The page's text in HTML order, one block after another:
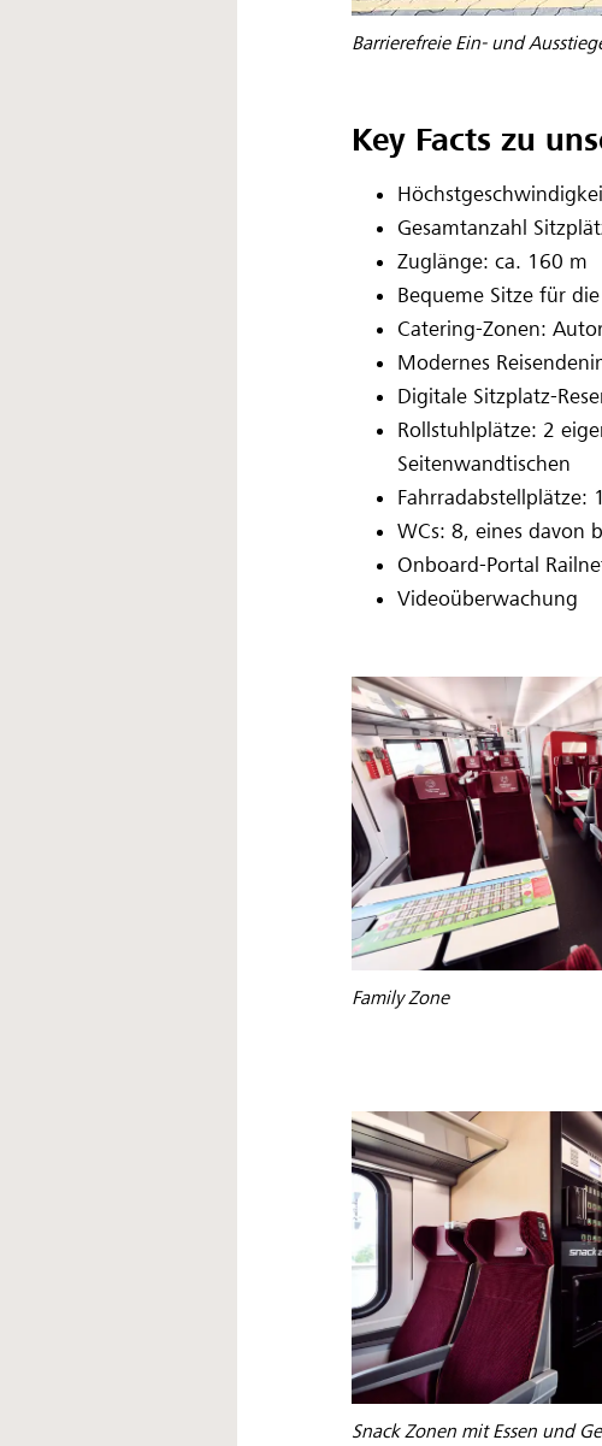
Barrierefreie Ein- und
Key Facts zu
Gesamtanzahl
Zuglänge: ca. 160 m
Bequeme Sitze für
Catering-Zonen:
Modernes
Digitale Sitzplatz-
Rollstuhlplätze: 2
Seitenwandtischen
Fahrradabstellplätze:
WCs: 8, eines davon
Onboard-Portal
Videoüberwachung
Family Zone
Snack Zonen mit Essen und